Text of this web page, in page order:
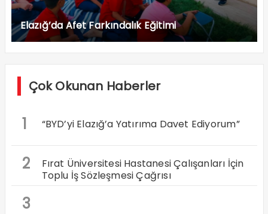
Elazığ’da Afet Farkındalık Eğitimi
Çok Okunan Haberler
1 “BYD’yi Elazığ’a Yatırıma Davet Ediyorum”
2
Fırat Üniversitesi Hastanesi Çalışanları İçin
Toplu İş Sözleşmesi Çağrısı
3